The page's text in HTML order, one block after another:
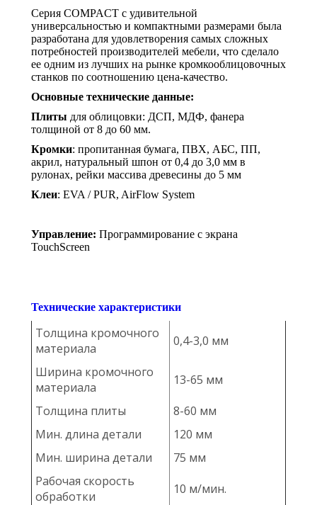
Серия COMPACT с удивительной
универсальностью и компактными размерами была
разработана для удовлетворения самых сложных
потребностей производителей мебели, что сделало
ее одним из лучших на рынке кромкооблицовочных
станков по соотношению цена-качество.
Основные технические данные:
Плиты для облицовки: ДСП, МДФ, фанера
толщиной от 8 до 60 мм.
Кромки: пропитанная бумага, ПВХ, АБС, ПП,
акрил, натуральный шпон от 0,4 до 3,0 мм в
рулонах, рейки массива древесины до 5 мм
Клеи: EVA / PUR, AirFlow System
Управление: Программирование с экрана
TouchScreen
Технические характеристики
Толщина кромочного
материала
0,4-3,0 мм
Ширина кромочного
материала
13-65 мм
Толщина плиты
8-60 мм
Мин. длина детали
120 мм
Мин. ширина детали
75 мм
Рабочая скорость
обработки
10 м/мин.